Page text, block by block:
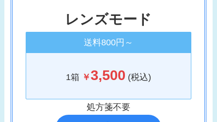
レンズモード
送料800円～
1箱 ￥3,500 (税込)
処方箋不要